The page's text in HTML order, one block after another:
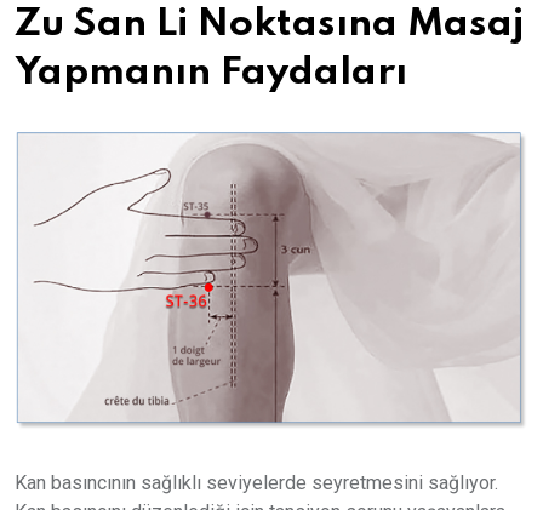
Zu San Li Noktasına Masaj
Yapmanın Faydaları
Kan basıncının sağlıklı seviyelerde seyretmesini sağlıyor.